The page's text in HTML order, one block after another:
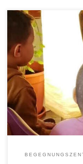
Erneut begrüßte das
Begegnungszentrum
Projekt für Globales
vom Baobab e.V.
aus Holz, Geschichten
Kinder können dabei